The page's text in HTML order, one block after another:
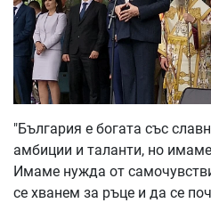
"България е богата със
амбиции и таланти, но
Имаме нужда от
се хванем за ръце и да се